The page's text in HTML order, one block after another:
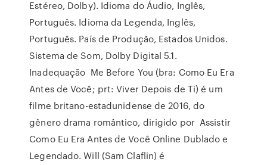
Estéreo, Dolby). Idioma do Áudio, Inglês,
Português. Idioma da Legenda, Inglês,
Português. País de Produção, Estados Unidos.
Sistema de Som, Dolby Digital 5.1.
Inadequação Me Before You (bra: Como Eu Era
Antes de Você; prt: Viver Depois de Ti) é um
filme britano-estadunidense de 2016, do
gênero drama romântico, dirigido por Assistir
Como Eu Era Antes de Você Online Dublado e
Legendado. Will (Sam Claflin) é